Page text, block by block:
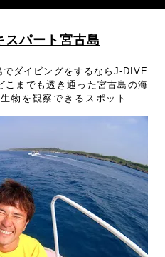
スパート宮古島
ダイビングをするならJ-DIVE
こまでも透き通った宮古島の海
物を観察できるスポットが満